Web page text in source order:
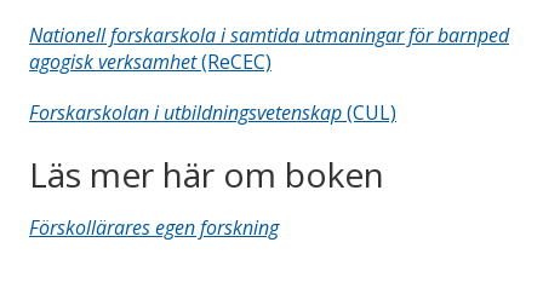
Nationell forskarskola i samtida utmaningar för barnped
agogisk verksamhet(ReCEC)
Forskarskolan i utbildningsvetenskap(CUL)
Läs mer här om boken
Förskollärares egen forskning